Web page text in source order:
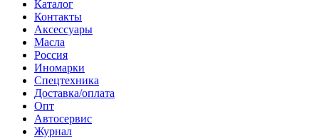
Каталог
Контакты
Аксессуары
Масла
Россия
Иномарки
Спецтехника
Доставка/оплата
Опт
Автосервис
Журнал